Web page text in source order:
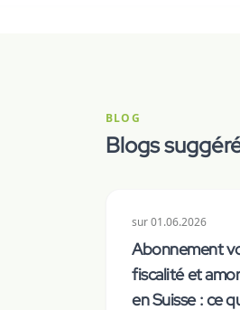
BLOG
Blogs
sur01.06.2026
Abonnement
fiscalité et
en Suisse : ce